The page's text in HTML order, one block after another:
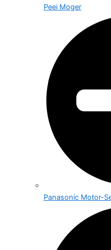
Peei Moger
Panasonic Motor-